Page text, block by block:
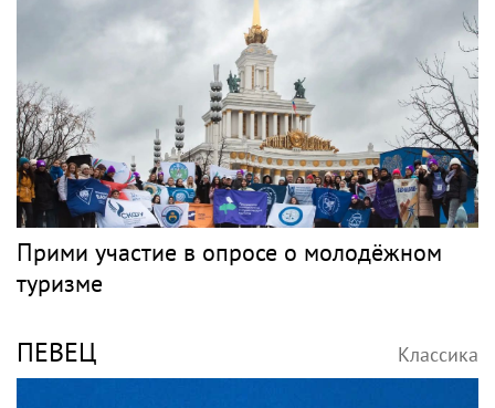
Прими участие в опросе о молодёжном
туризме
ПЕВЕЦ Классика